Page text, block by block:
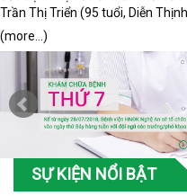
Trần Thị Triển (95 tuổi, Diễn
(more…)
SỰ KIỆN NỔI BẬT